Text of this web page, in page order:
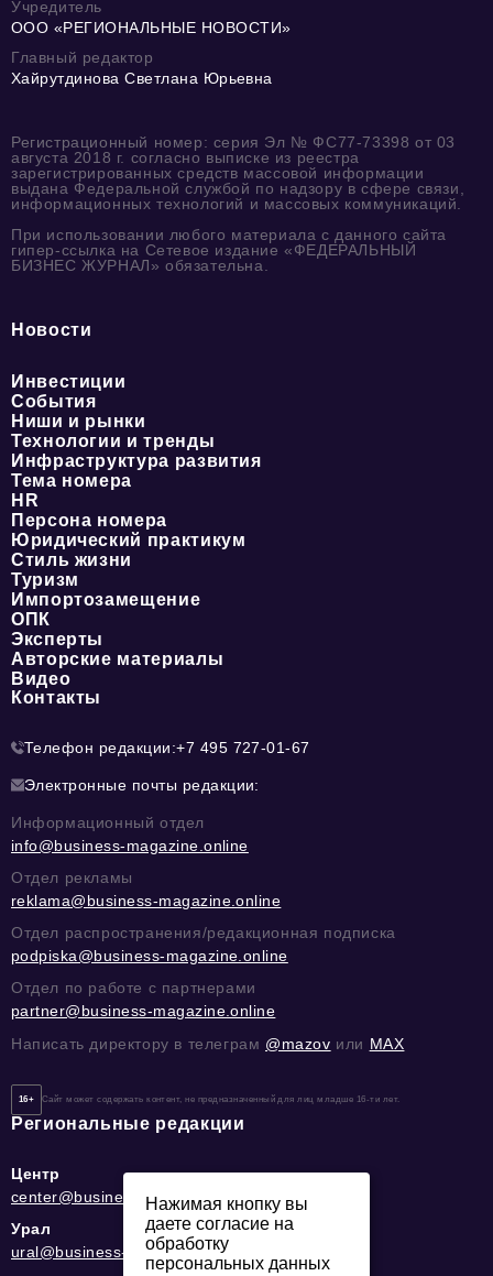
Учредитель
ООО «РЕГИОНАЛЬНЫЕ НОВОСТИ»
Главный редактор
Хайрутдинова Светлана Юрьевна
Регистрационный номер: серия Эл № ФС77-73398 от 03
августа 2018 г. согласно выписке из реестра
зарегистрированных средств массовой информации
выдана Федеральной службой по надзору в сфере связи,
информационных технологий и массовых коммуникаций.
При использовании любого материала с данного сайта
гипер-ссылка на Сетевое издание «ФЕДЕРАЛЬНЫЙ
БИЗНЕС ЖУРНАЛ» обязательна.
Новости
Инвестиции
События
Ниши и рынки
Технологии и тренды
Инфраструктура развития
Тема номера
HR
Персона номера
Юридический практикум
Стиль жизни
Туризм
Импортозамещение
ОПК
Эксперты
Авторские материалы
Видео
Контакты
Телефон редакции:+7 495 727-01-67
Электронные почты редакции:
Информационный отдел
info@business-magazine.online
Отдел рекламы
reklama@business-magazine.online
Отдел распространения/редакционная подписка
podpiska@business-magazine.online
Отдел по работе с партнерами
partner@business-magazine.online
Написать директору в телеграм @mazov или MAX
16+ Сайт может содержать контент, не предназначенный для лиц младше 16-ти лет.
Региональные редакции
Центр
center@business-magazine.online
Урал
ural@business-magazine.online
Нажимая кнопку вы
даете согласие на
обработку
персональных данных